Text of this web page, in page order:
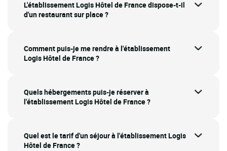
L'établissement Logis Hôtel de France dispose-t-il
d'un restaurant sur place ?
Comment puis-je me rendre à l'établissement
Logis Hôtel de France ?
Quels hébergements puis-je réserver à
l'établissement Logis Hôtel de France ?
Quel est le tarif d'un séjour à l'établissement Logis
Hôtel de France ?